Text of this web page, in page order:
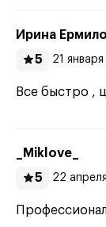
Ирина
5
21
Все быстро ,
_Miklove_
5
22